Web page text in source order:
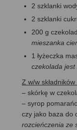
2 szklanki
2 szklanki
200 g
mieszanka
1 łyżeczka
czekolada
Z w/w
– skórkę w
– syrop
czy jako baza do
rozcieńczenia ze